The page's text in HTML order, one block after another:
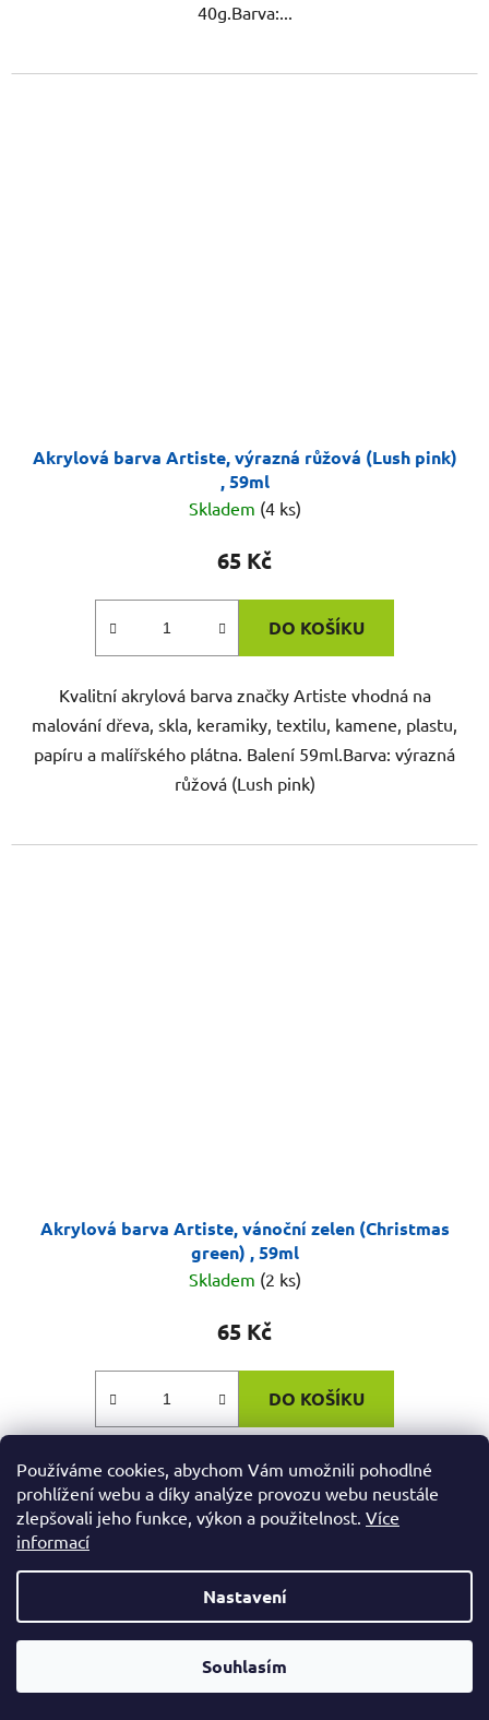
Používáme cookies, abychom Vám umožnili pohodlné
prohlížení webu a díky analýze provozu webu neustále
zlepšovali jeho funkce, výkon a použitelnost. Více
informací
Nastavení
Souhlasím
Od čtvrtka 6.8. do úterý 11.8. máme mimořádně zavřeno.
40g.Barva:...
Akrylová barva Artiste, výrazná růžová (Lush pink)
, 59ml
Skladem (4 ks)
65 Kč
DO KOŠÍKU
Kvalitní akrylová barva značky Artiste vhodná na
malování dřeva, skla, keramiky, textilu, kamene, plastu,
papíru a malířského plátna. Balení 59ml.Barva: výrazná
růžová (Lush pink)
Akrylová barva Artiste, vánoční zelen (Christmas
green) , 59ml
Skladem (2 ks)
65 Kč
DO KOŠÍKU
Kvalitní akrylová barva značky Artiste vhodná na
malování dřeva, skla, keramiky, textilu, kamene, plastu,
papíru a malířského plátna. Balení 59ml.Barva: vánoční